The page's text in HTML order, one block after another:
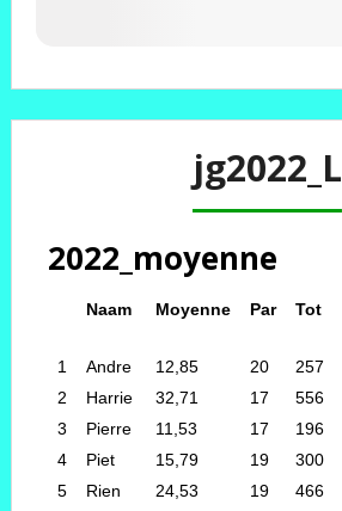
jg2022_L
2022_moyenne
Naam Moyenne Par Tot
1 Andre 12,85 20 257
2
Harrie 32,71 17 556
3
Pierre 11,53 17 196
4
Piet 15,79 19 300
5
Rien 24,53 19 466